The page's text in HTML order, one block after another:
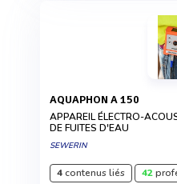
AQUAPHON A 150
APPAREIL ÉLECTRO-
DE FUITES D'EAU
SEWERIN
4contenus liés 42